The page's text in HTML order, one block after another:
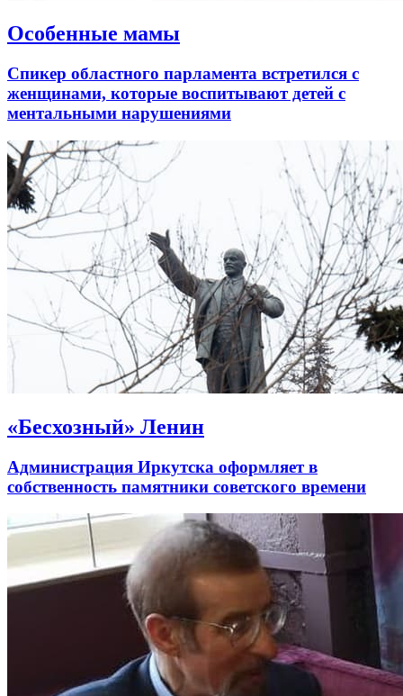
Особенные мамы
Спикер областного парламента встретился с
женщинами, которые воспитывают детей с
ментальными нарушениями
«Бесхозный» Ленин
Администрация Иркутска оформляет в
собственность памятники советского времени